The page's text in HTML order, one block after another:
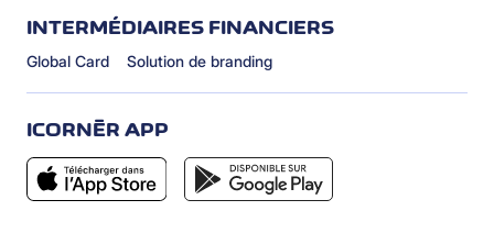
INTERMÉDIAIRES FINANCIERS
Global Card Solution de branding
ICORNÈR APP